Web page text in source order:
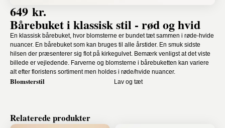
649 kr.
Bårebuket i klassisk stil - rød og hvid
En klassisk bårebuket, hvor blomsterne er bundet tæt sammen i røde-hvide
nuancer. En bårebuket som kan bruges til alle årstider. En smuk sidste
hilsen der præsenterer sig flot på kirkegulvet. Bemærk venligst at det viste
billede er vejledende. Farverne og blomsterne i bårebuketten kan variere
alt efter floristens sortiment men holdes i røde/hvide nuancer.
Blomsterstil Lav og tæt
Relaterede produkter